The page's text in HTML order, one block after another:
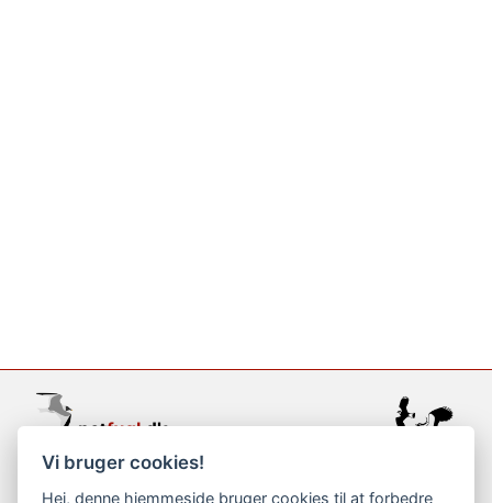
support@netfugl.dk
Vi bruger cookies!
Hej, denne hjemmeside bruger cookies til at forbedre